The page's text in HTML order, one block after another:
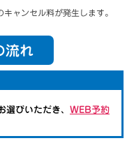
ャンセル料が発生します。
流れ
選びいただき、 WEB予約